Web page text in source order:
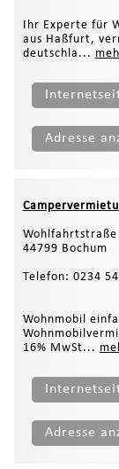
Ihr Experte für
aus Haßfurt,
deutschla...
Adresse
Wohlfahrtstraße
44799 Bochum
Telefon: 0234
Wohnmobil
16% MwSt...
Adresse